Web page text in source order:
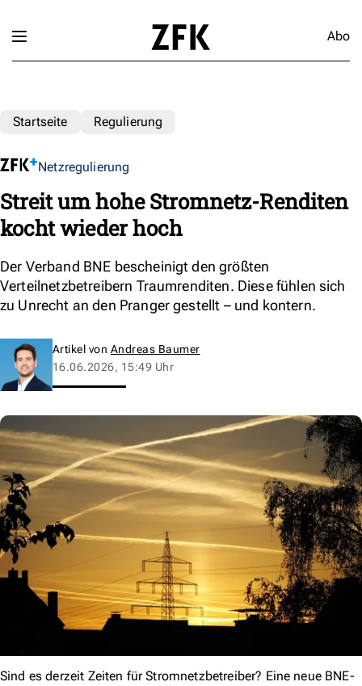
Abo
Startseite Regulierung
Netzregulierung
Streit um hohe Stromnetz-Renditen
kocht wieder hoch
Der Verband BNE bescheinigt den größten
Verteilnetzbetreibern Traumrenditen. Diese fühlen sich
zu Unrecht an den Pranger gestellt – und kontern.
Artikel von Andreas Baumer
16.06.2026, 15:49 Uhr
Sind es derzeit Zeiten für Stromnetzbetreiber? Eine neue BNE-